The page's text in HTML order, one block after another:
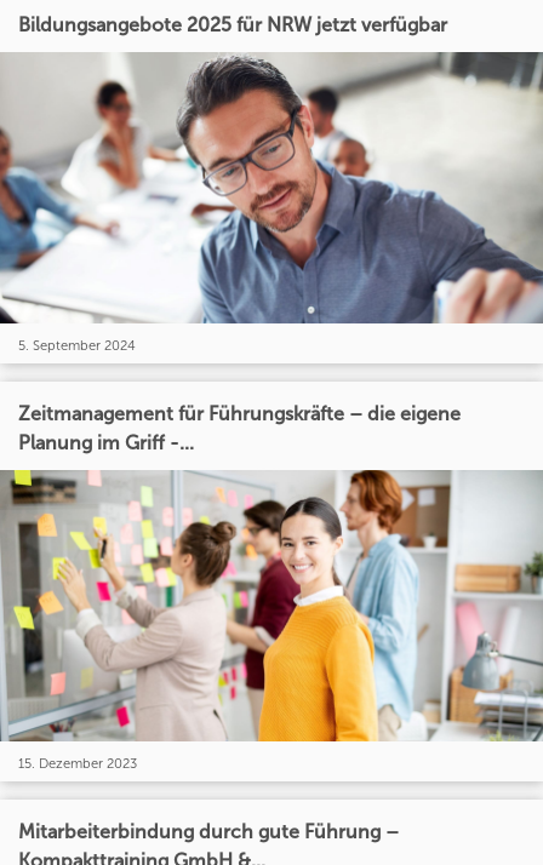
Bildungsangebote 2025 für NRW jetzt verfügbar
5. September 2024
Zeitmanagement für Führungskräfte – die eigene
Planung im Griff -...
15. Dezember 2023
Mitarbeiterbindung durch gute Führung –